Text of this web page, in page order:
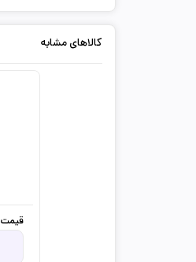
کالاهای مشابه